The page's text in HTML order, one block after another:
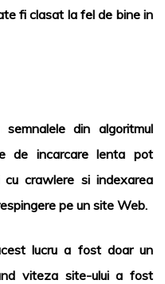
fi clasat la fel de bine in
din algoritmul
de incarcare lenta pot
cu crawlere si indexarea
pe un site Web.
lucru a fost doar un
viteza site-ului a fost